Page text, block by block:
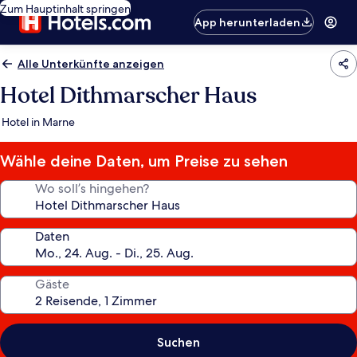
Zum Hauptinhalt springen
App herunterladen
Alle Unterkünfte anzeigen
Hotel Dithmarscher Haus
Hotel in Marne
Wähle deine Daten, um Preise zu sehen
Wo soll’s hingehen?
Daten
Gäste
Suchen